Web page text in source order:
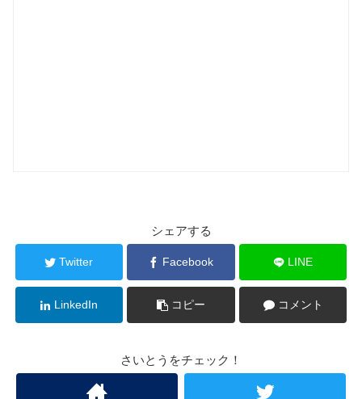
シェアする
Twitter Facebook LINE
LinkedIn コピー コメント
さいとうをチェック！